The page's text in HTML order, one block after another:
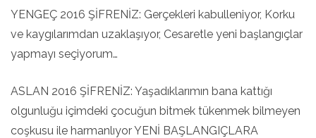
YENGEÇ 2016 ŞİFRENİZ: Gerçekleri kabulleniyor, Korku
ve kaygılarımdan uzaklaşıyor, Cesaretle yeni başlangıçlar
yapmayı seçiyorum…
ASLAN 2016 ŞİFRENİZ: Yaşadıklarımın bana kattığı
olgunluğu içimdeki çocuğun bitmek tükenmek bilmeyen
coşkusu ile harmanlıyor YENİ BAŞLANGIÇLARA